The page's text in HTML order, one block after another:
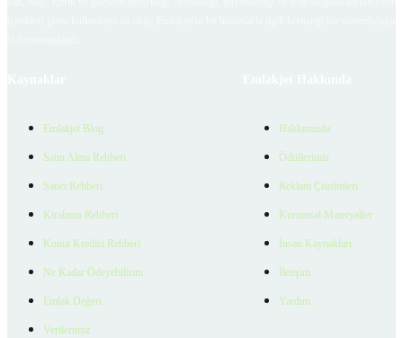
Emlakjet Blog
Satın Alma Rehberi
Satıcı Rehberi
Kiralama Rehberi
Konut Kredisi Rehberi
Ne Kadar Ödeyebilirim
Emlak Değeri
Verilerimiz
Hakkımızda
Ödüllerimiz
Reklam Çözümleri
Kurumsal Materyaller
İnsan Kaynakları
İletişim
Yardım